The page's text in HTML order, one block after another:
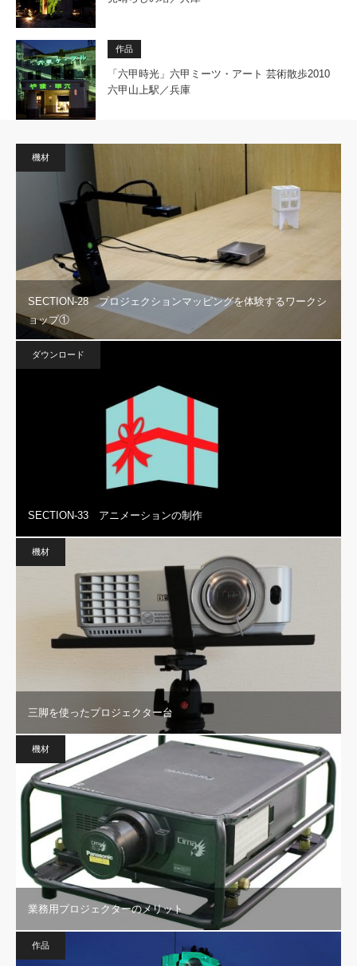
作品
「六甲時光」六甲ミーツ・アート 芸術散歩2010
六甲山上駅／兵庫
機材
SECTION-28 プロジェクションマッピングを体験するワークシ
ョップ①
ダウンロード
SECTION-33 アニメーションの制作
機材
三脚を使ったプロジェクター台
機材
業務用プロジェクターのメリット
作品